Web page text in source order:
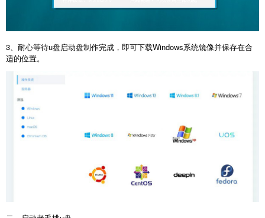
3、耐心等待u盘启动盘制作完成，即可下载Windows系统镜像并保存在合
适的位置。